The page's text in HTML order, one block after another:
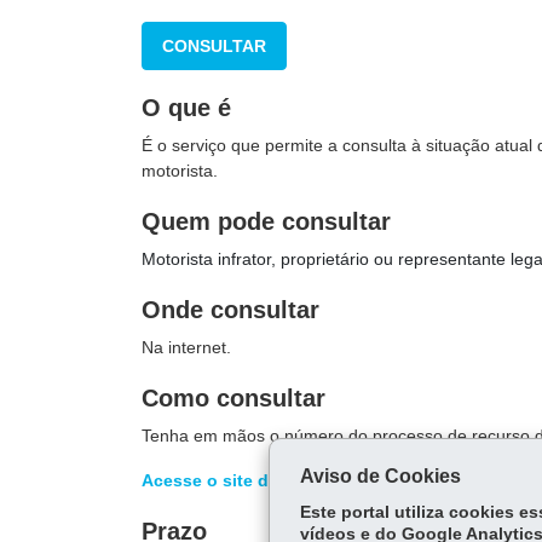
CONSULTAR
O que é
É o serviço que permite a consulta à situação
motorista.
Quem pode consultar
Motorista infrator, proprietário ou representante
Onde consultar
Na internet.
Como consultar
Tenha em mãos o número do processo de recurso
Acesse o site do Detran, preencha os dados e
Prazo
Aviso de Cookies
Este portal utiliza cookies
vídeos e do Google